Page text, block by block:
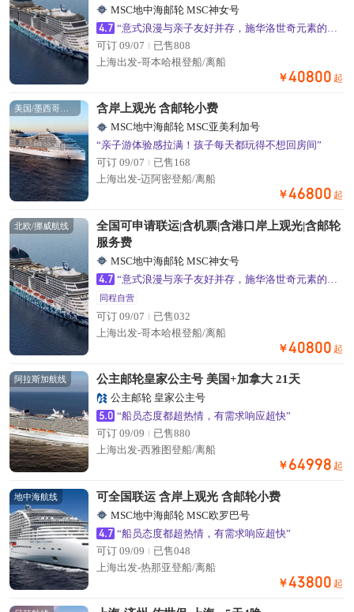
景房MSC地中海邮轮 MSC神女号
4.7
可订 09/07
已售808
上海出发-哥本哈根登船/离船
￥40800 起
含岸上观光 含邮轮小费
MSC地中海邮轮 MSC亚美利加号
“亲子游体验感拉满！孩子每天都玩得不想回房间”
可订 09/07
已售168
上海出发-迈阿密登船/离船
￥46800 起
北欧/挪威航线
全国可申请联运|含机票|含港口岸上观光|含邮轮
服务费
MSC地中海邮轮 MSC神女号
4.7
同程自营
可订 09/07
已售032
上海出发-哥本哈根登船/离船
￥40800 起
阿拉斯加航线 公主邮轮皇家公主号 美国+加拿大 21天
公主邮轮 皇家公主号
5.0 “船员态度都超热情，有需求响应超快”
可订 09/09
已售880
上海出发-西雅图登船/离船
￥ 64998 起
地中海航线 可全国联运 含岸上观光 含邮轮小费
MSC地中海邮轮 MSC欧罗巴号
4.7 “船员态度都超热情，有需求响应超快”
可订 09/09
已售048
上海出发-热那亚登船/离船
￥43800 起